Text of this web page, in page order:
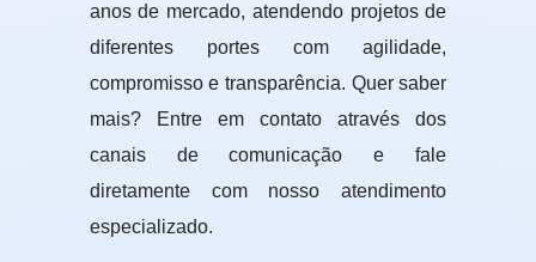
anos de mercado, atendendo projetos de
diferentes portes com agilidade,
compromisso e transparência. Quer saber
mais? Entre em contato através dos
canais de comunicação e fale
diretamente com nosso atendimento
especializado.